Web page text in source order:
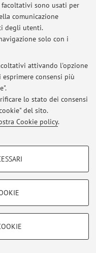
sono usati per
comunicazione
degli utenti.
solo con i
attivando l'opzione
esprimere consensi più
lo stato dei consensi
del sito.
Cookie policy.
per il corretto
del sito.
IVA: 01131710376
Cookie